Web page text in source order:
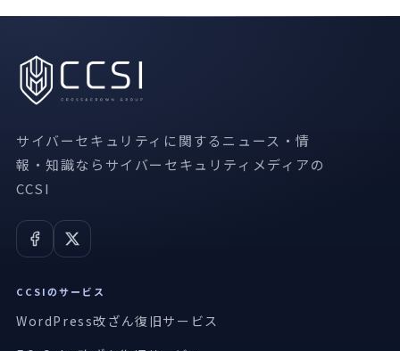
サイバーセキュリティに関するニュース・情
報・知識ならサイバーセキュリティメディアの
CCSI
CCSIのサービス
WordPress改ざん復旧サービス